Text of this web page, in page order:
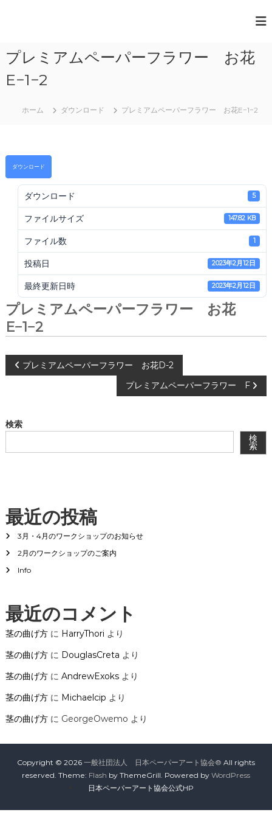
ツ 社
団
法
パ
ー
ー
会
®
プレミアムペーパーフラワー お花
E−1−2
ホーム ダウンロード プレミアムペーパーフラワー お花E−1−2
ダウンロード
ダウンロード 5
ファイルサイズ 147.82 KB
ファイル数 1
投稿日 2023年2月12日
最終更新日時 2023年2月12日
プレミアムペーパーフラワー お花
E−1−2
投
ナ
ビ
ー
シ
ョ
プレミアムペーパーフラワー お花D-2
プレミアムペーパーフラワー F
検索
検
索
最近の投稿
3月・4月のワークショップのお知らせ
2月のワークショップのご案内
Info
最近のコメント
茎の曲げ方に HarryThori より
茎の曲げ方に DouglasCreta より
茎の曲げ方に AndrewExoksより
茎の曲げ方に Michaelcip より
茎の曲げ方に GeorgeOwemo より
Copyright © 2026 一般社団法人 日本ペーパーアート協会® All rights
reserved. Theme: Flash by ThemeGrill. Powered by WordPress
日本ペーパーアート協会公式HP